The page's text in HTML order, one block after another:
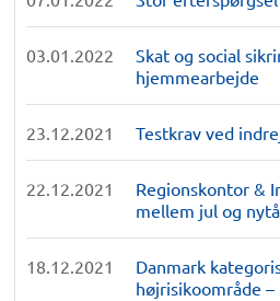
03.01.2022
Skat og social
hjemmearbejde
23.12.2021 Testkrav ved
22.12.2021
Regionskontor &
mellem jul og
18.12.2021
Danmark
højrisikoområde